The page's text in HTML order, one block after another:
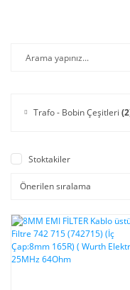
Trafo - Bobin Çeşitleri
Stoktakiler